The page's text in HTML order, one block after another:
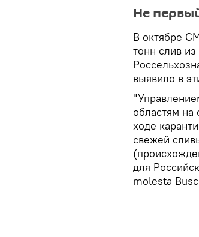
Не
В октябре
тонн слив
выявило в
областям на
ходе
свежей
для
molesta